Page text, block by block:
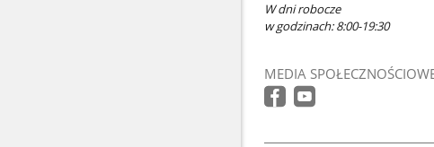
W dni robocze
w godzinach: 8:00-19:30
MEDIA